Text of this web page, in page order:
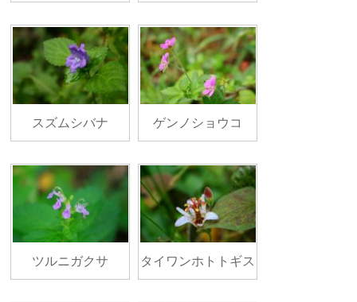
スズムシバナ ゲンノショウコ
ツルニガクサ タイワンホトトギス